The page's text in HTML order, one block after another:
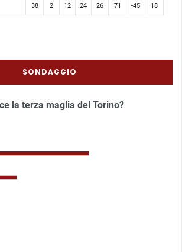
38 2 12 24 26 71 -45 18
SONDAGGIO
la terza maglia del Torino?